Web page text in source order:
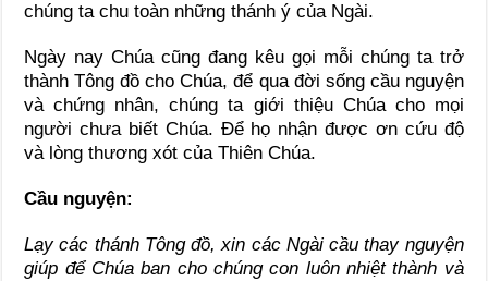
chúng ta chu toàn những thánh ý của Ngài.
Ngày nay Chúa cũng đang kêu gọi mỗi chúng ta trở
thành Tông đồ cho Chúa, để qua đời sống cầu nguyện
và chứng nhân, chúng ta giới thiệu Chúa cho mọi
người chưa biết Chúa. Để họ nhận được ơn cứu độ
và lòng thương xót của Thiên Chúa.
Cầu nguyện:
Lạy các thánh Tông đồ, xin các Ngài cầu thay nguyện
giúp để Chúa ban cho chúng con luôn nhiệt thành và